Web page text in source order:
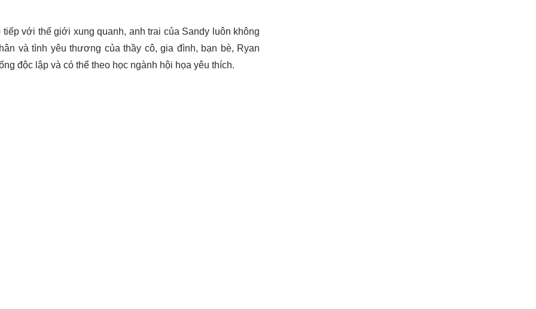
với thế giới xung quanh, anh trai của Sandy luôn không
và tình yêu thương của thầy cô, gia đình, bạn bè, Ryan
độc lập và có thể theo học ngành hội họa yêu thích.